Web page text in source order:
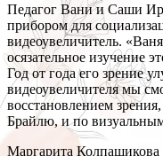
Педагог Вани и Саши
прибором для
видеоувеличитель.
осязательное изучение
Год от года его зрение
видеоувеличителя мы
восстановлением
Брайлю, и по
Маргарита